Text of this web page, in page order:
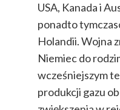
USA, Kanada i
ponadto
Holandii. Wojna
Niemiec do
wcześniejszym
produkcji gazu